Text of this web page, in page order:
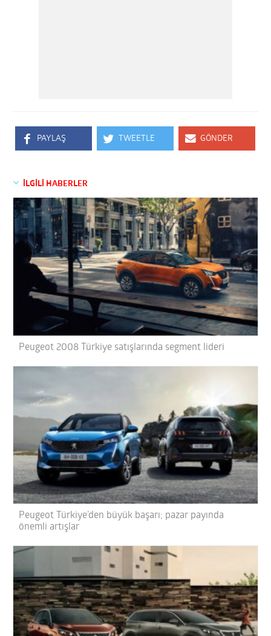
PAYLAŞ TWEETLE GÖNDER
İLGİLİ HABERLER
Peugeot 2008 Türkiye satışlarında segment lideri
Peugeot Türkiye’den büyük başarı; pazar payında
önemli artışlar